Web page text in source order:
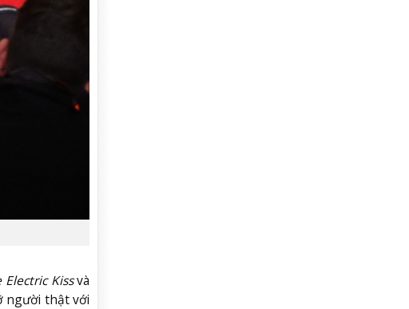
Electric Kissvà
người thật với